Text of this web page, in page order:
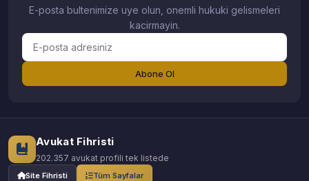
E-posta bultenimize uye olun, onemli hukuki gelismeleri
kacirmayin.
Abone Ol
Avukat Fihristi
202.357 avukat profili tek listede
Site Fihristi Tüm Sayfalar